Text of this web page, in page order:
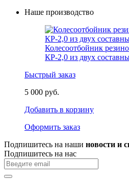
Наше производство
Колесоотбойник
КР-2,0 из двух
Быстрый заказ
5 000 руб.
Добавить в корзину
Оформить заказ
Подпишитесь на наши новости и
Подпишитесь на нас